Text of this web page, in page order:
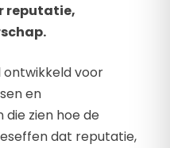
reputatie,
ontwikkeld voor
en
zien hoe de
dat reputatie,